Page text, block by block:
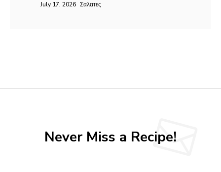
July 17, 2026 Σαλατες
Never Miss a Recipe!